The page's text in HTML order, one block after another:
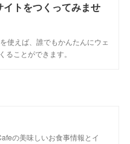
イトをつくってみませ
使えば、誰でもかんたんにウェ
ることができます。
の美味しいお食事情報とイ